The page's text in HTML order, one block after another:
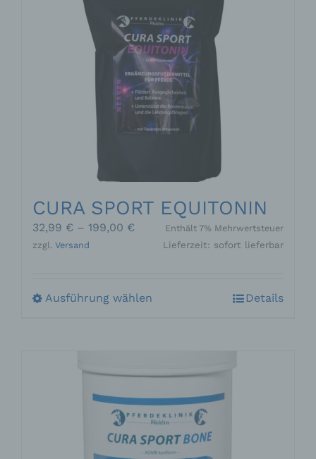
CURA SPORT EQUITONIN
32,99 € – 199,00 €Preisspanne:
32,99 €
Enthält 7% Mehrwertsteuer
zzgl. Versand Lieferzeit: sofort lieferbar
Ausführung wählen
auf.
Die
Optionen
können
auf
Details